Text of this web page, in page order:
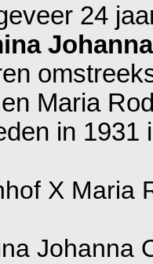
24
Maria
in 1931
X Maria
Johanna